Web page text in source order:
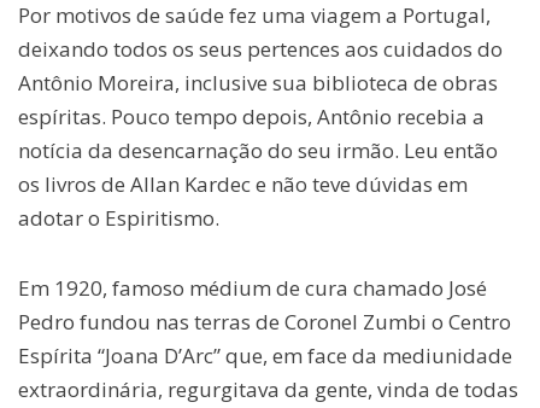
Por motivos de saúde fez uma viagem a Portugal,
deixando todos os seus pertences aos cuidados do
Antônio Moreira, inclusive sua biblioteca de obras
espíritas. Pouco tempo depois, Antônio recebia a
notícia da desencarnação do seu irmão. Leu então
os livros de Allan Kardec e não teve dúvidas em
adotar o Espiritismo.
Em 1920, famoso médium de cura chamado José
Pedro fundou nas terras de Coronel Zumbi o Centro
Espírita “Joana D’Arc” que, em face da mediunidade
extraordinária, regurgitava da gente, vinda de todas